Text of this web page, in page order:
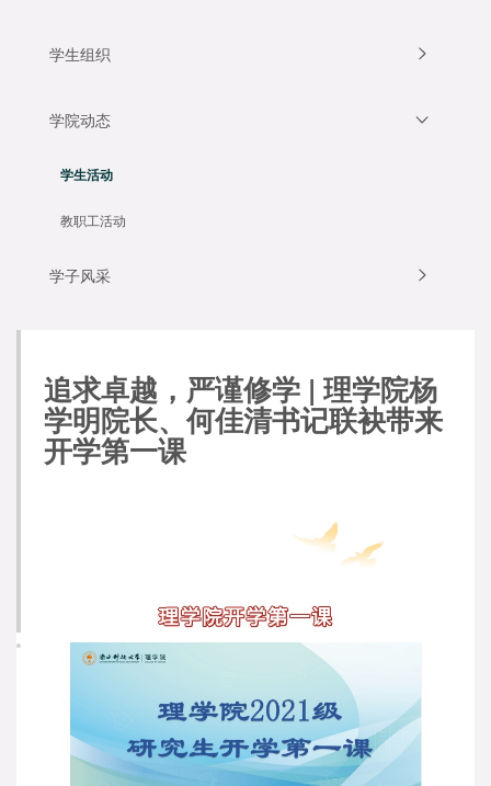
学生组织
学院动态
学生活动
教职工活动
学子风采
追求卓越，严谨修学 | 理学院杨
学明院长、何佳清书记联袂带来
开学第一课